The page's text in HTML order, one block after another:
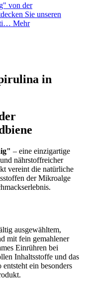
von der
Sie unseren
Mehr
in
– eine einzigartige
nährstoffreicher
vereint die natürliche
der Mikroalge
ausgewähltem,
mit fein gemahlener
Einrühren bei
Inhaltsstoffe und das
ein besonders